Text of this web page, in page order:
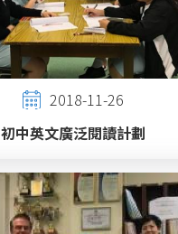
2018-11-26
初中英文廣泛閱讀計劃